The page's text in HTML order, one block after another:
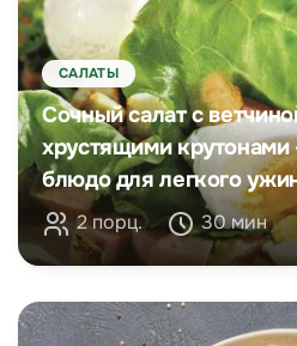
САЛАТЫ
Сочный салат с
хрустящими крутонами
блюдо для легкого
2 порц. 30 мин